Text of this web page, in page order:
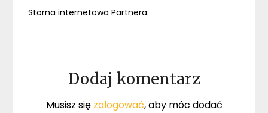
Storna internetowa Partnera:
Dodaj komentarz
Musisz się zalogować, aby móc dodać